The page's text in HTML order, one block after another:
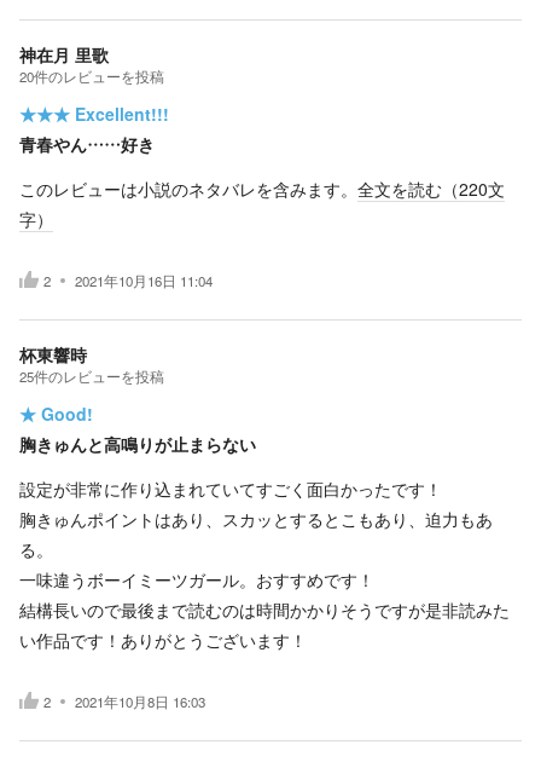
神在月 里歌
20件のレビューを投稿
★★★ Excellent!!!
青春やん……好き
このレビューは小説のネタバレを含みます。 全文を読む（220文
字）
2 2021年10月16日 11:04
杯東響時
25件のレビューを投稿
★ Good!
胸きゅんと高鳴りが止まらない
設定が非常に作り込まれていてすごく面白かったです！
胸きゅんポイントはあり、スカッとするとこもあり、迫力もあ
る。
一味違うボーイミーツガール。おすすめです！
結構長いので最後まで読むのは時間かかりそうですが是非読みた
い作品です！ありがとうございます！
2 2021年10月8日 16:03